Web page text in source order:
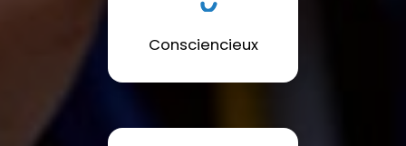
Consciencieux